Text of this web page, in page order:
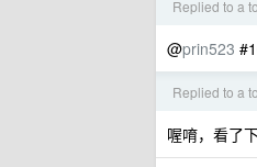
Replied to a
@prin523
Replied to a
喔唷，看了